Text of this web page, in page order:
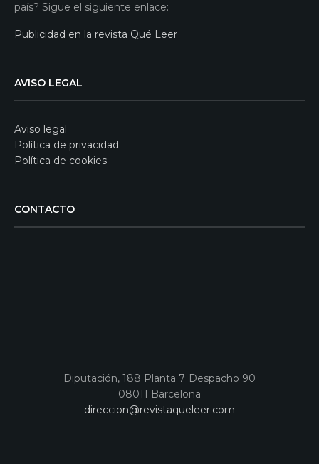
país? Sigue el siguiente enlace:
Publicidad en la revista Qué Leer
AVISO LEGAL
Aviso legal
Política de privacidad
Política de cookies
CONTACTO
Diputación, 188 Planta 7 Despacho 90
08011 Barcelona
direccion@revistaqueleer.com